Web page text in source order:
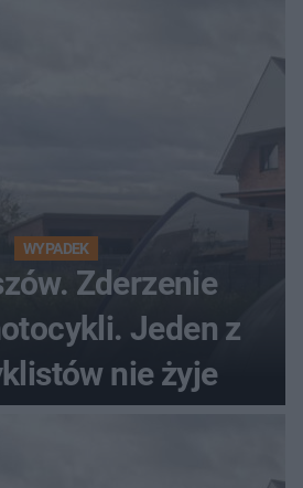
WYPADEK
Zderzenie
Jeden z
nie żyje